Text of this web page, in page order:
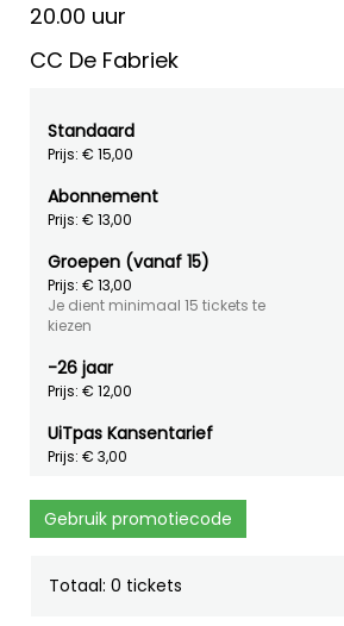
20.00 uur
CC De Fabriek
Standaard
Prijs: € 15,00
Abonnement
Prijs: € 13,00
Groepen (vanaf 15)
Prijs: € 13,00
Je dient minimaal 15 tickets te
kiezen
-26 jaar
Prijs: € 12,00
UiTpas Kansentarief
Prijs: € 3,00
Gebruik promotiecode
Totaal: 0 tickets